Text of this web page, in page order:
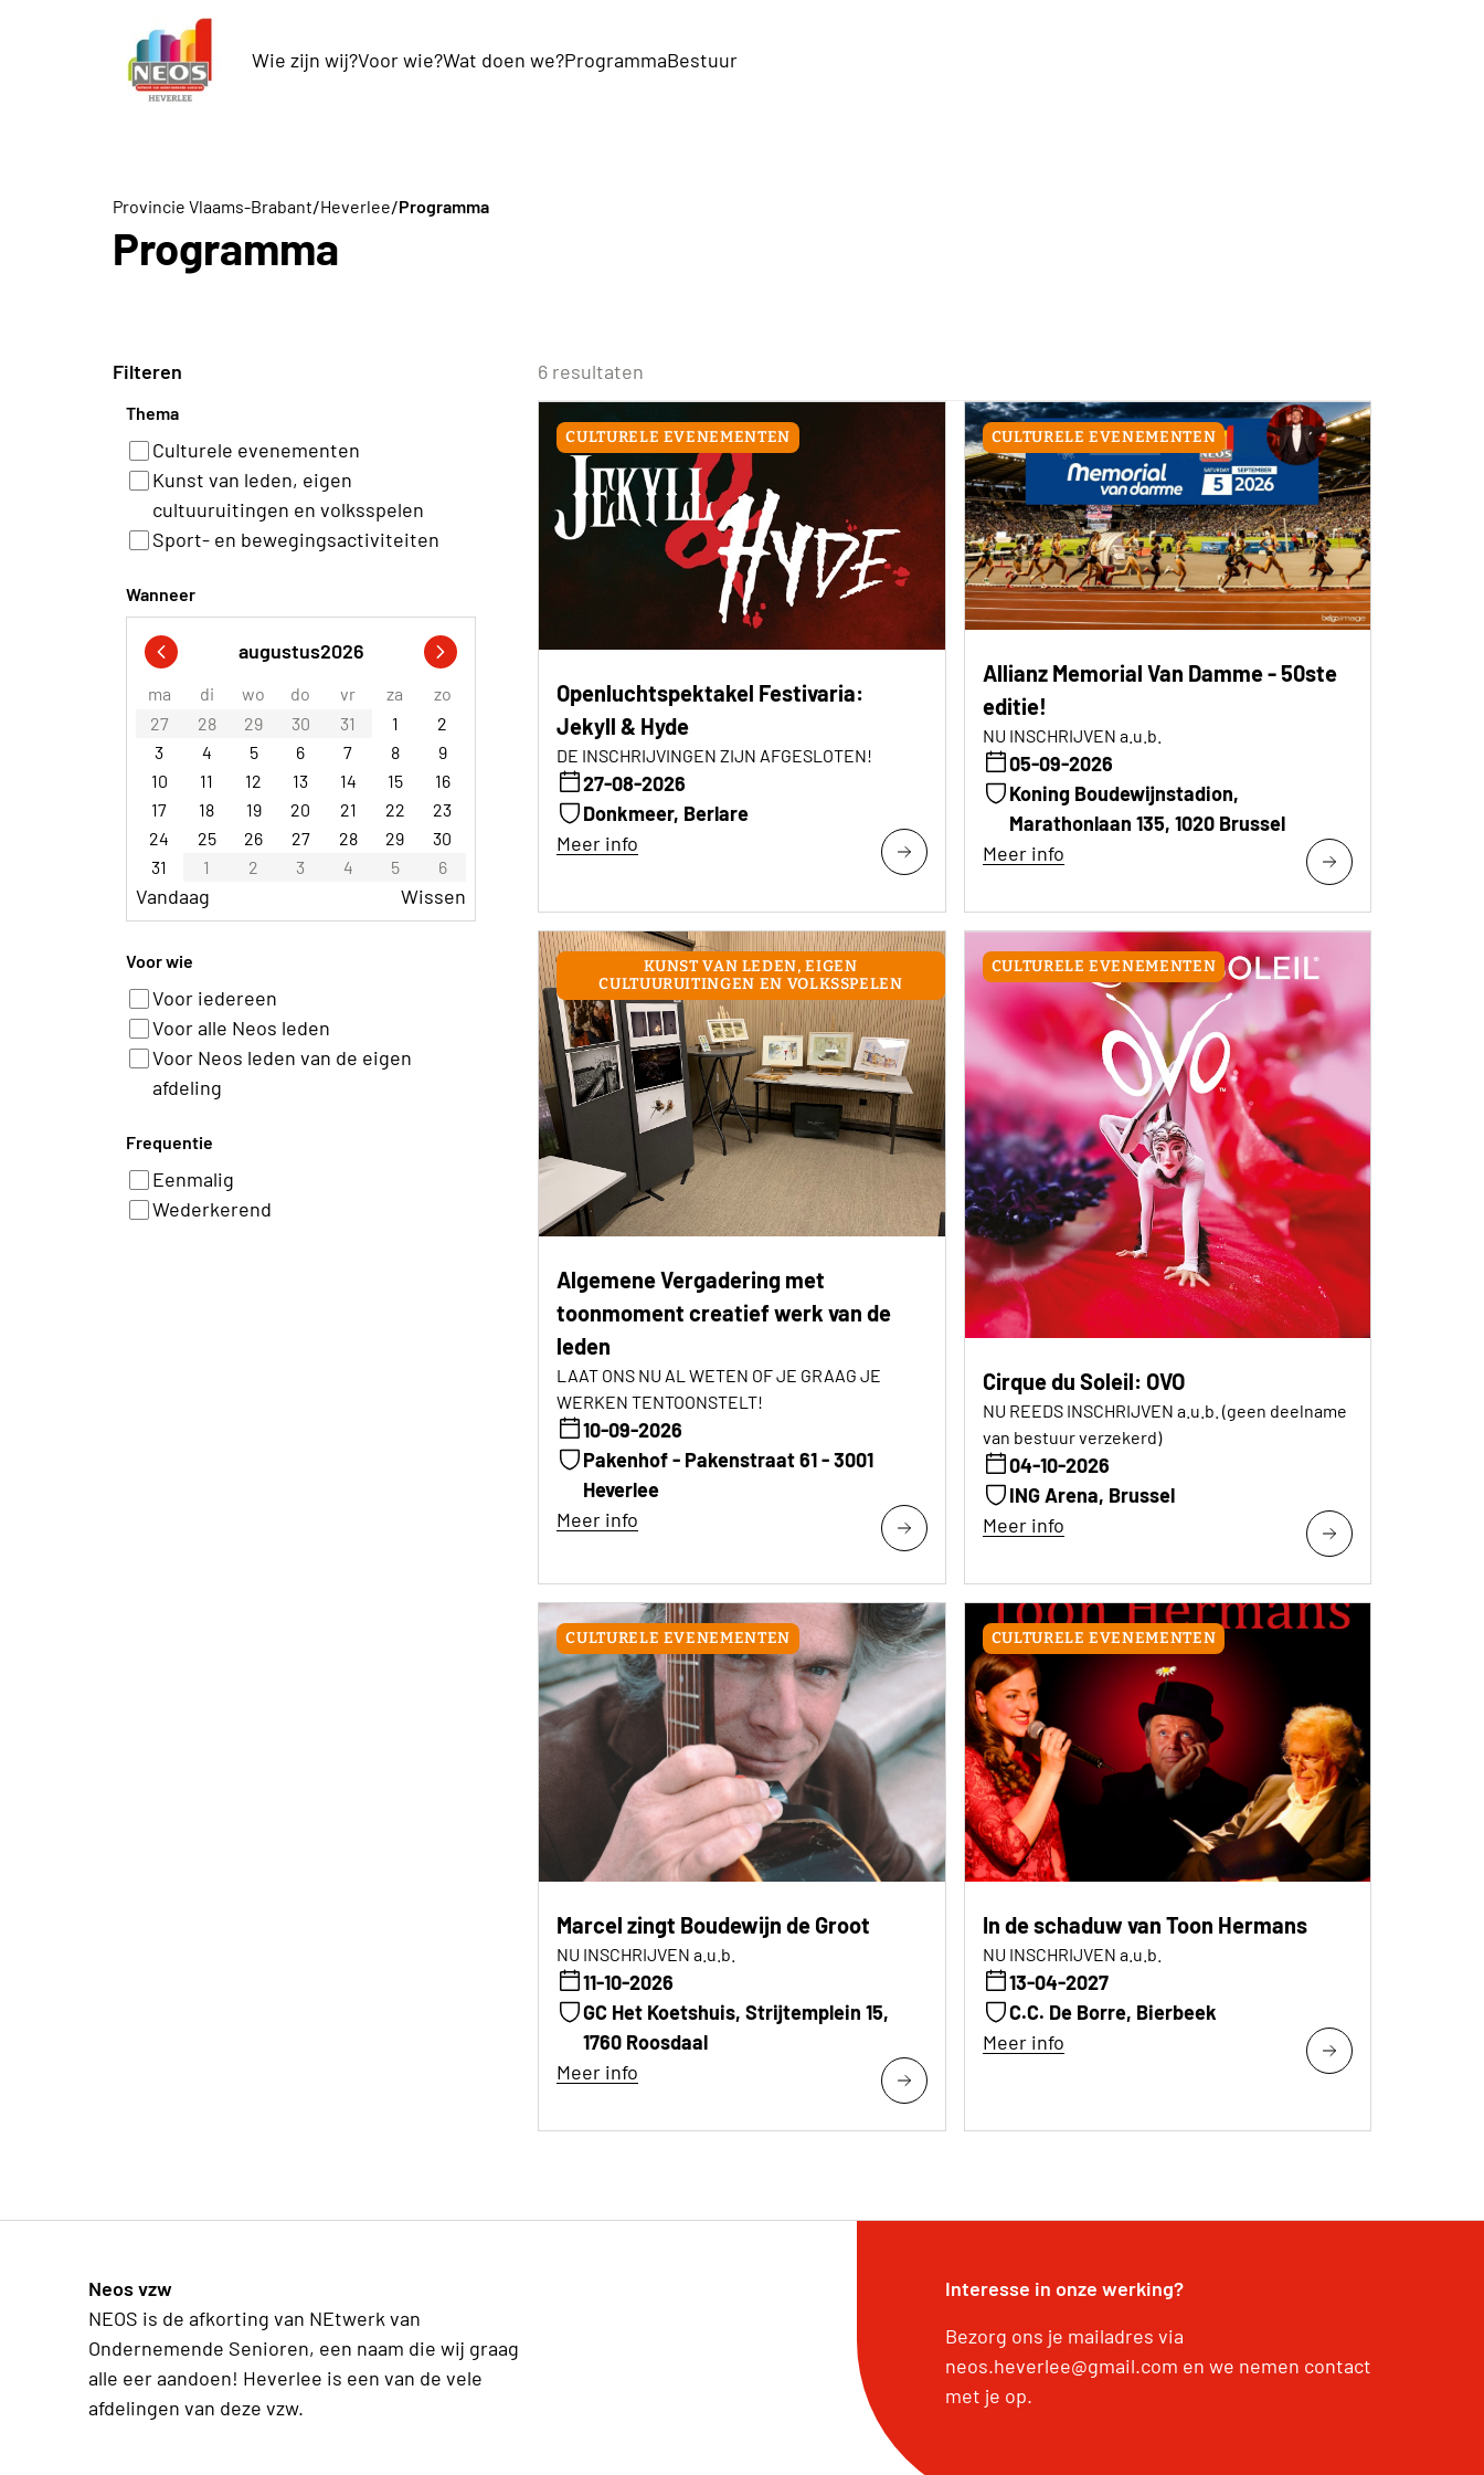
Wie zijn wij?Voor wie?Wat doen we?ProgrammaBestuur
Provincie Vlaams-Brabant/Heverlee/Programma
Programma
Filteren
Thema
Culturele evenementen
Kunst van leden, eigen
cultuuruitingen en volksspelen
Sport- en bewegingsactiviteiten
Wanneer
augustus2026
ma di wo do vr za
zo
27
28 29 30 31 1
2
3
4 5 6 7 8
9
10
11 12 13 14 15
16
17
18 19 20 21 22
23
24
25 26 27 28 29
30
31
1 2 3 4 5 6
Vandaag Wissen
Voor wie
Voor iedereen
Voor alle Neos leden
Voor Neos leden van de eigen
afdeling
Frequentie
Eenmalig
Wederkerend
6 resultaten
CULTURELE EVENEMENTEN
Openluchtspektakel Festivaria:
Jekyll & Hyde
DE INSCHRIJVINGEN ZIJN AFGESLOTEN!
27-08-2026
Donkmeer, Berlare
Meer info
CULTURELE EVENEMENTEN
Allianz Memorial Van Damme - 50ste
editie!
NU INSCHRIJVEN a.u.b.
05-09-2026
Koning Boudewijnstadion,
Marathonlaan 135, 1020 Brussel
Meer info
KUNST VAN LEDEN, EIGEN
CULTUURUITINGEN EN VOLKSSPELEN
Algemene Vergadering met
toonmoment creatief werk van de
leden
LAAT ONS NU AL WETEN OF JE GRAAG JE
WERKEN TENTOONSTELT!
10-09-2026
Pakenhof - Pakenstraat 61 - 3001
Heverlee
Meer info
CULTURELE EVENEMENTEN
Cirque du Soleil: OVO
NU REEDS INSCHRIJVEN a.u.b. (geen deelname
van bestuur verzekerd)
04-10-2026
ING Arena, Brussel
Meer info
CULTURELE EVENEMENTEN
Marcel zingt Boudewijn de Groot
NU INSCHRIJVEN a.u.b.
11-10-2026
GC Het Koetshuis, Strijtemplein 15,
1760 Roosdaal
Meer info
CULTURELE EVENEMENTEN
In de schaduw van Toon Hermans
NU INSCHRIJVEN a.u.b.
13-04-2027
C.C. De Borre, Bierbeek
Meer info
Neos vzw
NEOS is de afkorting van NEtwerk van
Ondernemende Senioren, een naam die wij graag
alle eer aandoen! Heverlee is een van de vele
afdelingen van deze vzw.
Interesse in onze werking?
Bezorg ons je mailadres via
neos.heverlee@gmail.com en we nemen contact
met je op.